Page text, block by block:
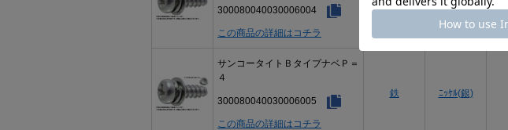
300080040030006004
この商品の詳細はコチラ
鉄
(黒)
サンコータイトＢタイプナベＰ＝
４
300080040030006005
この商品の詳細はコチラ
鉄 ﾆｯｹﾙ(銀)